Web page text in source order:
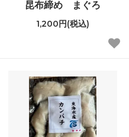
昆布締め まぐろ
1,200円(税込)